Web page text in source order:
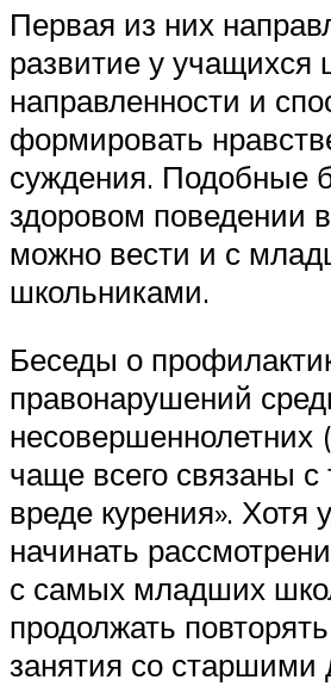
Первая из них
развитие у учащихся
направленности и
формировать
суждения. Подобные
здоровом поведении
можно вести и с
школьниками.
Беседы о
правонарушений
несовершеннолетних
чаще всего связаны
вреде курения». Хотя
начинать
с самых младших
продолжать
занятия со старшими